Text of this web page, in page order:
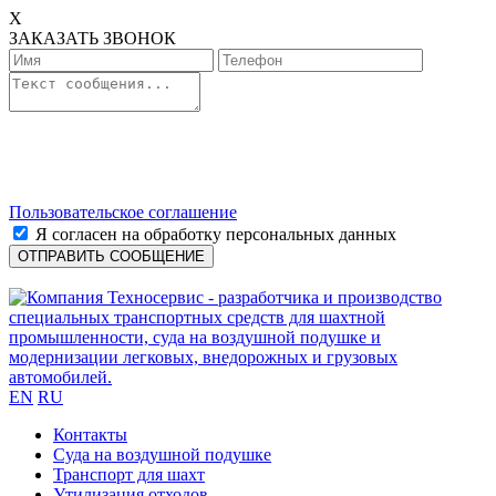
X
ЗАКАЗАТЬ ЗВОНОК
Пользовательское соглашение
Я согласен на обработку персональных данных
EN RU
Контакты
Cуда на воздушной подушке
Транспорт для шахт